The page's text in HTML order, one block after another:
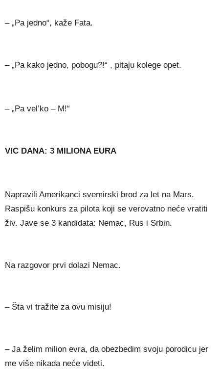
– „Pa jedno“, kaže Fata.
– „Pa kako jedno, pobogu?!“ , pitaju kolege opet.
– „Pa vel’ko – M!“
VIC DANA: 3 MILIONA EURA
Napravili Amerikanci svemirski brod za let na Mars.
Raspišu konkurs za pilota koji se verovatno neće vratiti
živ. Jave se 3 kandidata: Nemac, Rus i Srbin.
Na razgovor prvi dolazi Nemac.
– Šta vi tražite za ovu misiju!
– Ja želim milion evra, da obezbedim svoju porodicu jer
me više nikada neće videti.